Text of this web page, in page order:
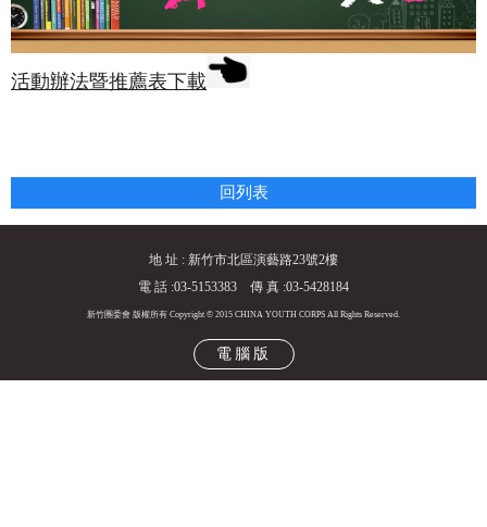
活動辦法暨推薦表下載
回列表
地 址 : 新竹市北區演藝路23號2樓
電 話 :03-5153383 傳 真 :03-5428184
新竹團委會 版權所有 Copyright © 2015 CHINA YOUTH CORPS All Rights Reserved.
電腦版